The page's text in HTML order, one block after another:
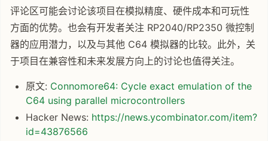
评论区可能会讨论该项目在模拟精度、硬件成本和可玩性
方面的优势。也会有开发者关注 RP2040/RP2350 微控制
器的应用潜力，以及与其他 C64 模拟器的比较。此外，关
于项目在兼容性和未来发展方向上的讨论也值得关注。
原文: Connomore64: Cycle exact emulation of the
C64 using parallel microcontrollers
Hacker News: https://news.ycombinator.com/item?
id=43876566